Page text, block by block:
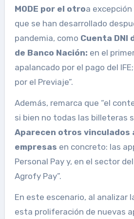
MODE por el otroa
que se han desarrollado
pandemia, como Cuenta DNI
de Banco Nación: en el
apalancado por el pago del
por el Previaje”.
Además, remarca que “el
si bien no todas las billeteras
Aparecen otros vinculados
empresas en concreto: las
Personal Pay y, en el sector
Agrofy Pay”.
En este escenario, al analizar
esta proliferación de nuevas